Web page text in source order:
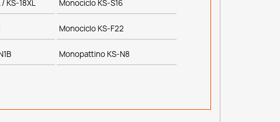
KS-18XL Monociclo KS-S16
Monociclo KS-F22
Monopattino KS-N8